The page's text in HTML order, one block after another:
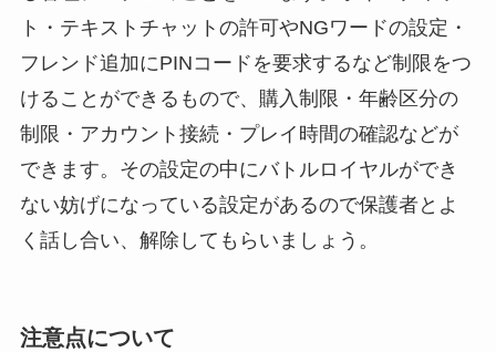
ト・テキストチャットの許可やNGワードの設定・
フレンド追加にPINコードを要求するなど制限をつ
けることができるもので、購入制限・年齢区分の
制限・アカウント接続・プレイ時間の確認などが
できます。その設定の中にバトルロイヤルができ
ない妨げになっている設定があるので保護者とよ
く話し合い、解除してもらいましょう。
注意点について